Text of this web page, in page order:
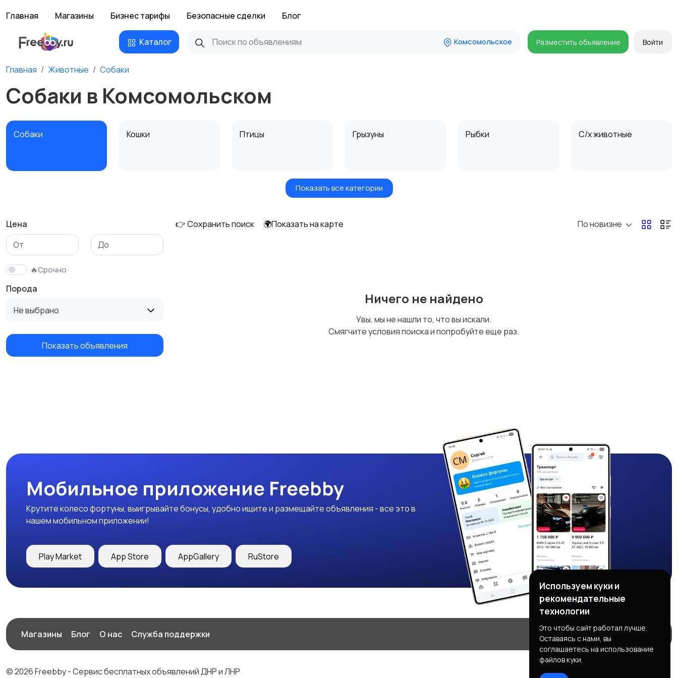
Главная Магазины Бизнес тарифы Безопасные сделки Блог
Каталог Комсомольское Разместить объявление Войти
Главная Животные Собаки
Собаки в Комсомольском
Собаки Кошки Птицы Грызуны Рыбки С/х животные
АквариумистикаПоказать все категории
Цена
🔥Срочно
Порода
Не выбрано
Показать объявления
👉 Сохранить поиск 🌍Показать на карте По новизне
Ничего не найдено
Увы, мы не нашли то, что вы искали.
Смягчите условия поиска и попробуйте еще раз.
Мобильное приложение Freebby
Крутите колесо фортуны, выигрывайте бонусы, удобно ищите и размещайте объявления - все это в
нашем мобильном приложении!
Play Market App Store AppGallery RuStore
Магазины Блог О нас Служба поддержки
© 2026 Freebby - Сервис бесплатных объявлений ДНР и ЛНР
Используем куки и
рекомендательные
технологии
Это чтобы сайт работал лучше.
Оставаясь с нами, вы
соглашаетесь на использование
файлов куки.